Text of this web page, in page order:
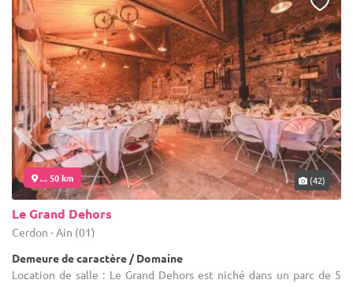
... 50 km (42)
Le Grand Dehors
Cerdon - Ain (01)
Demeure de caractère / Domaine
Location de salle : Le Grand Dehors est niché dans un parc de 5